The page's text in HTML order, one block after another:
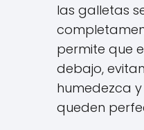
las galletas
permite que
debajo,
humedezca
queden